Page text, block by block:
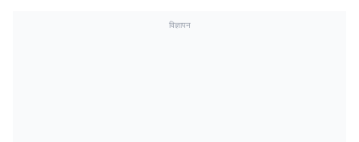
विज्ञापन